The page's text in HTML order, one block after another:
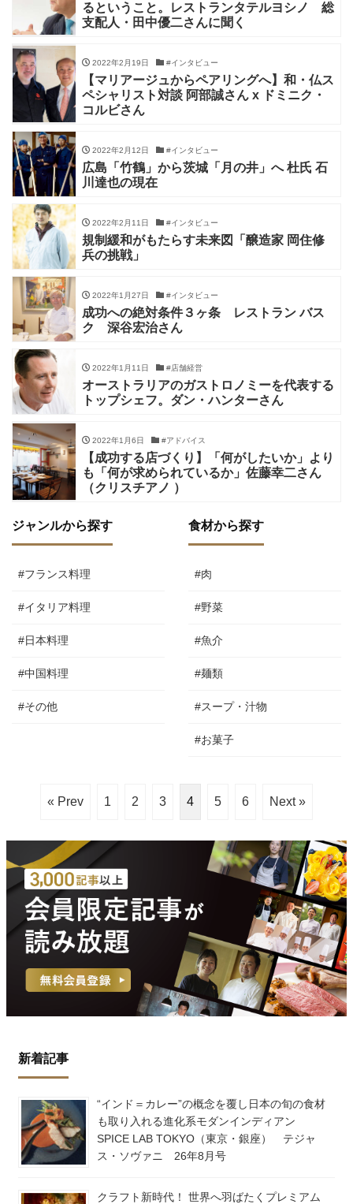
るということ。レストランタテルヨシノ 総
支配人・田中優二さんに聞く
2022年2月19日 #インタビュー
【マリアージュからペアリングへ】和・仏ス
ペシャリスト対談 阿部誠さん x ドミニク・
コルビさん
2022年2月12日 #インタビュー
広島「竹鶴」から茨城「月の井」へ 杜氏 石
川達也の現在
2022年2月11日 #インタビュー
規制緩和がもたらす未来図「醸造家 岡住修
兵の挑戦」
2022年1月27日 #インタビュー
成功への絶対条件３ヶ条 レストラン バス
ク 深谷宏治さん
2022年1月11日 #店舗経営
オーストラリアのガストロノミーを代表する
トップシェフ。ダン・ハンターさん
2022年1月6日 #アドバイス
【成功する店づくり】「何がしたいか」より
も「何が求められているか」佐藤幸二さん
（クリスチアノ ）
ジャンルから探す
#フランス料理
#イタリア料理
#日本料理
#中国料理
#その他
食材から探す
#肉
#野菜
#魚介
#麺類
#スープ・汁物
#お菓子
« Prev 1 2 3 4 5 6 Next »
新着記事
“インド＝カレー”の概念を覆し日本の旬の食材
も取り入れる進化系モダンインディアン
SPICE LAB TOKYO（東京・銀座） テジャ
ス・ソヴァニ 26年8月号
クラフト新時代！ 世界へ羽ばたくプレミアム